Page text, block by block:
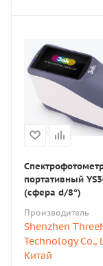
портативный
(сфера d/8°)
Производитель
Shenzhen
Technology Co.,
Китай